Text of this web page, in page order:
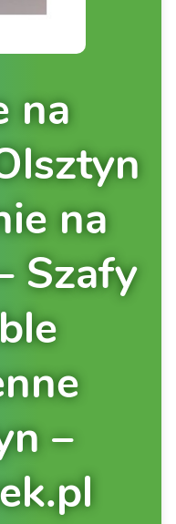
na
na
Szafy
–